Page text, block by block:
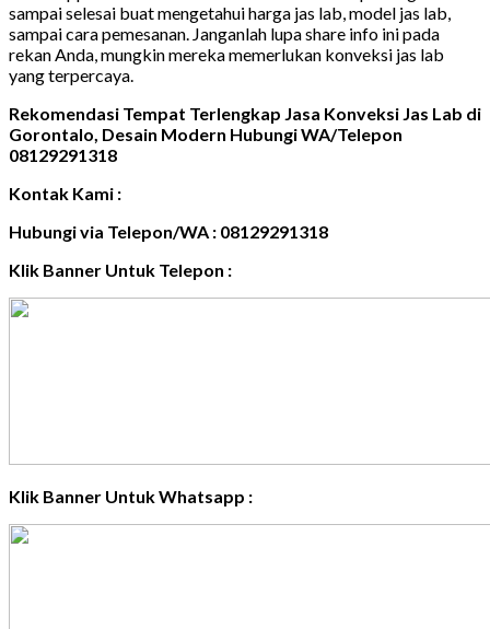
sampai selesai buat mengetahui harga jas lab, model jas lab,
sampai cara pemesanan. Janganlah lupa share info ini pada
rekan Anda, mungkin mereka memerlukan konveksi jas lab
yang terpercaya.
Rekomendasi Tempat Terlengkap Jasa Konveksi Jas Lab di
Gorontalo, Desain Modern Hubungi WA/Telepon
08129291318
Kontak Kami :
Hubungi via Telepon/WA : 08129291318
Klik Banner Untuk Telepon :
Klik Banner Untuk Whatsapp :